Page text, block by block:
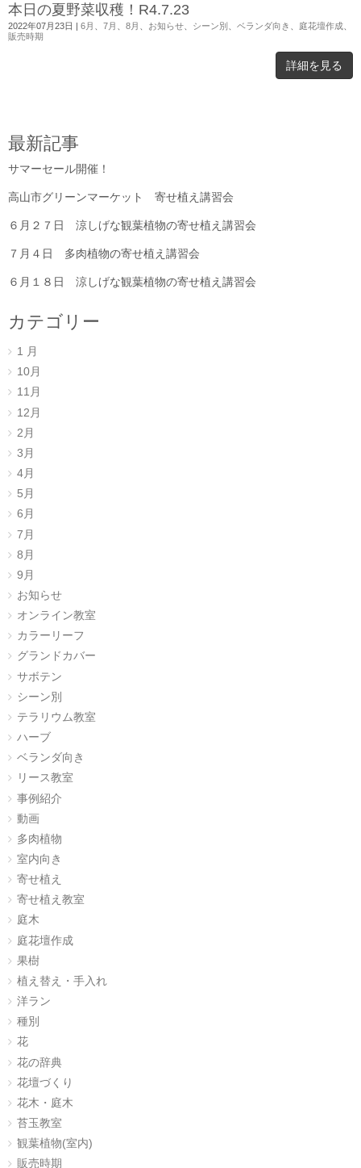
本日の夏野菜収穫！R4.7.23
2022年07月23日 | 6月 7月 8月 お知らせ シーン別 ベランダ向き 庭花壇作成
販売時期
詳細を見る
最新記事
サマーセール開催！
高山市グリーンマーケット 寄せ植え講習会
６月２７日 涼しげな観葉植物の寄せ植え講習会
７月４日 多肉植物の寄せ植え講習会
６月１８日 涼しげな観葉植物の寄せ植え講習会
カテゴリー
1 月
10月
11月
12月
2月
3月
4月
5月
6月
7月
8月
9月
お知らせ
オンライン教室
カラーリーフ
グランドカバー
サボテン
シーン別
テラリウム教室
ハーブ
ベランダ向き
リース教室
事例紹介
動画
多肉植物
室内向き
寄せ植え
寄せ植え教室
庭木
庭花壇作成
果樹
植え替え・手入れ
洋ラン
種別
花
花の辞典
花壇づくり
花木・庭木
苔玉教室
観葉植物(室内)
販売時期